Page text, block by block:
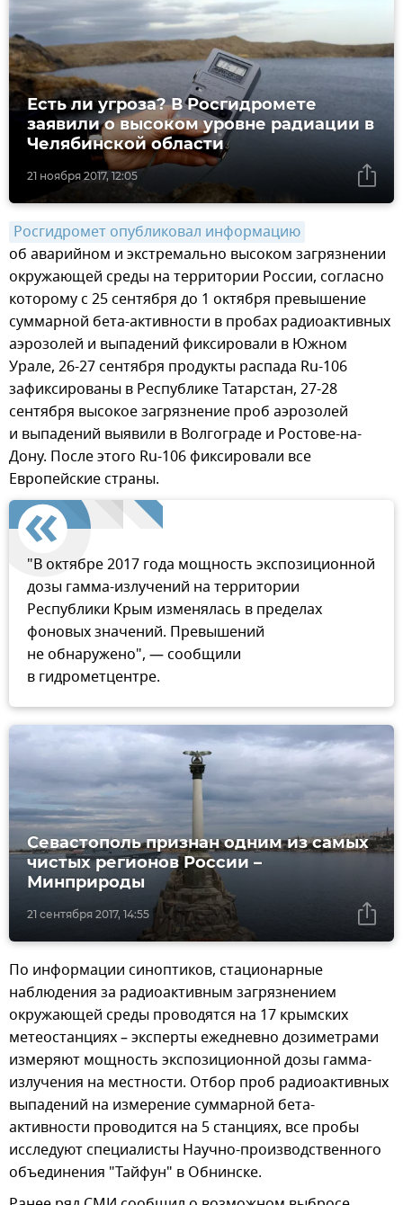
21 ноября 2017, 12:05
Есть ли угроза? В Росгидромете
заявили о высоком уровне радиации в
Челябинской области
Росгидромет опубликовал информацию
об аварийном и экстремально высоком загрязнении
окружающей среды на территории России, согласно
которому с 25 сентября до 1 октября превышение
суммарной бета-активности в пробах радиоактивных
аэрозолей и выпадений фиксировали в Южном
Урале, 26-27 сентября продукты распада Ru-106
зафиксированы в Республике Татарстан, 27-28
сентября высокое загрязнение проб аэрозолей
и выпадений выявили в Волгограде и Ростове-на-
Дону. После этого Ru-106 фиксировали все
Европейские страны.
"В октябре 2017 года мощность экспозиционной
дозы гамма-излучений на территории
Республики Крым изменялась в пределах
фоновых значений. Превышений
не обнаружено", — сообщили
в гидрометцентре.
21 сентября 2017, 14:55
Севастополь признан одним из самых
чистых регионов России –
Минприроды
По информации синоптиков, стационарные
наблюдения за радиоактивным загрязнением
окружающей среды проводятся на 17 крымских
метеостанциях – эксперты ежедневно дозиметрами
измеряют мощность экспозиционной дозы гамма-
излучения на местности. Отбор проб радиоактивных
выпадений на измерение суммарной бета-
активности проводится на 5 станциях, все пробы
исследуют специалисты Научно-производственного
объединения "Тайфун" в Обнинске.